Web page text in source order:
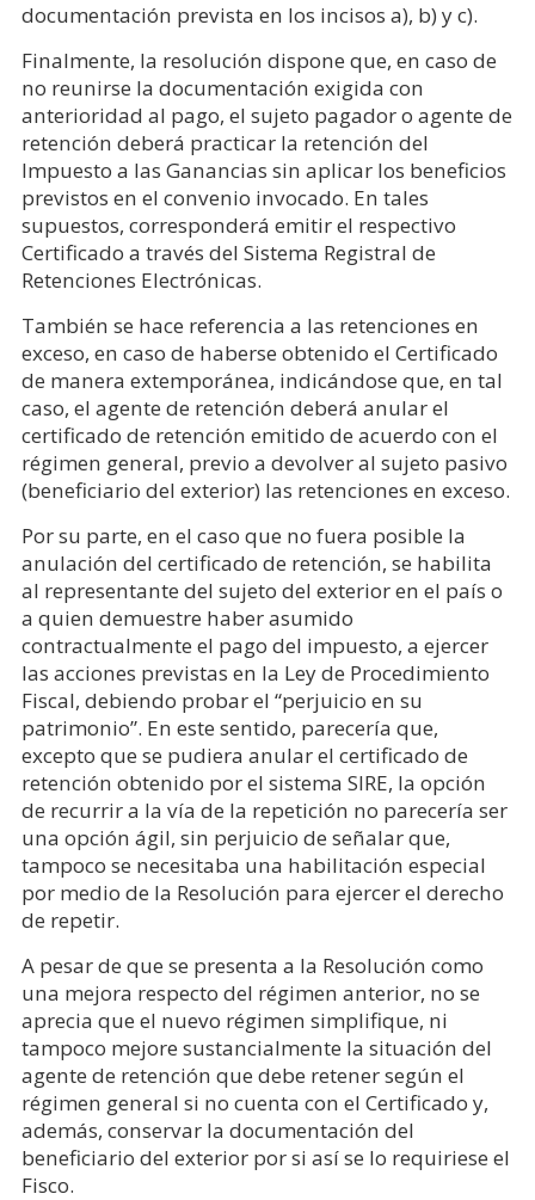
documentación prevista en los incisos a), b) y c).
Finalmente, la resolución dispone que, en caso de
no reunirse la documentación exigida con
anterioridad al pago, el sujeto pagador o agente de
retención deberá practicar la retención del
Impuesto a las Ganancias sin aplicar los beneficios
previstos en el convenio invocado. En tales
supuestos, corresponderá emitir el respectivo
Certificado a través del Sistema Registral de
Retenciones Electrónicas.
También se hace referencia a las retenciones en
exceso, en caso de haberse obtenido el Certificado
de manera extemporánea, indicándose que, en tal
caso, el agente de retención deberá anular el
certificado de retención emitido de acuerdo con el
régimen general, previo a devolver al sujeto pasivo
(beneficiario del exterior) las retenciones en exceso.
Por su parte, en el caso que no fuera posible la
anulación del certificado de retención, se habilita
al representante del sujeto del exterior en el país o
a quien demuestre haber asumido
contractualmente el pago del impuesto, a ejercer
las acciones previstas en la Ley de Procedimiento
Fiscal, debiendo probar el “perjuicio en su
patrimonio”. En este sentido, parecería que,
excepto que se pudiera anular el certificado de
retención obtenido por el sistema SIRE, la opción
de recurrir a la vía de la repetición no parecería ser
una opción ágil, sin perjuicio de señalar que,
tampoco se necesitaba una habilitación especial
por medio de la Resolución para ejercer el derecho
de repetir.
A pesar de que se presenta a la Resolución como
una mejora respecto del régimen anterior, no se
aprecia que el nuevo régimen simplifique, ni
tampoco mejore sustancialmente la situación del
agente de retención que debe retener según el
régimen general si no cuenta con el Certificado y,
además, conservar la documentación del
beneficiario del exterior por si así se lo requiriese el
Fisco.